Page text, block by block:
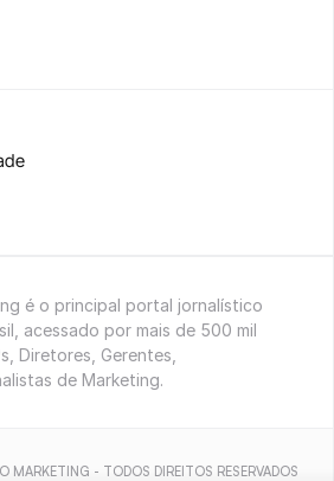
é o principal portal jornalístico
acessado por mais de 500 mil
Diretores, Gerentes,
de Marketing.
MARKETING - TODOS DIREITOS RESERVADOS